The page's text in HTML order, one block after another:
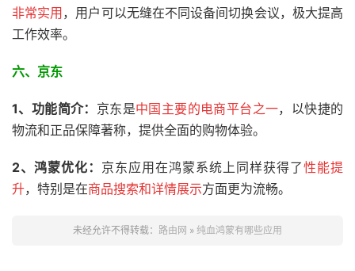
非常实用 ，用户可以无缝在不同设备间切换会议，极大提高
工作效率。
六、 京东
1、功能简介： 京东是中国主要的电商平台之一，以快捷的
物流和正品保障著称，提供全面的购物体验。
2、 鸿蒙优化： 京东应用在鸿蒙系统上同样获得了性能提
升，特别是在商品搜索和详情展示方面更为流畅。
未经允许不得转载： 路由网 » 纯血鸿蒙有哪些应用